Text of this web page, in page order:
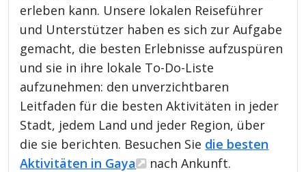
erleben kann. Unsere lokalen Reiseführer
und Unterstützer haben es sich zur Aufgabe
gemacht, die besten Erlebnisse aufzuspüren
und sie in ihre lokale To-Do-Liste
aufzunehmen: den unverzichtbaren
Leitfaden für die besten Aktivitäten in jeder
Stadt, jedem Land und jeder Region, über
die sie berichten. Besuchen Sie die besten
Aktivitäten in Gaya
nach Ankunft.